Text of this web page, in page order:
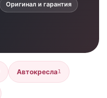
Оригинал и гарантия
Автокресла1